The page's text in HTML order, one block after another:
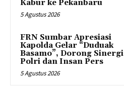
Kabur ke Pekanbaru
5 Agustus 2026
FRN Sumbar Apresiasi
Kapolda Gelar “Duduak
Basamo”, Dorong Sinergi
Polri dan Insan Pers
5 Agustus 2026